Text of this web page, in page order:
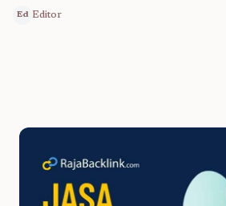
Ed Editor